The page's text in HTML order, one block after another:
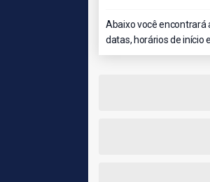
Abaixo você encontrará
datas, horários de início